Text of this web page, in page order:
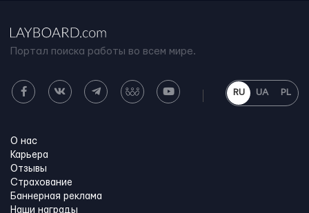
Портал поиска работы во всем мире.
RU UA PL
О нас
Карьера
Отзывы
Страхование
Баннерная реклама
Наши награды